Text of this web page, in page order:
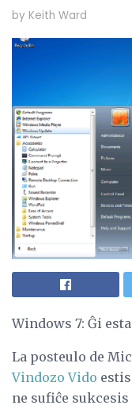
by Keith Ward
Windows 7: Ĝi
La posteulo de
Vindozo Vido
ne sufiĉe